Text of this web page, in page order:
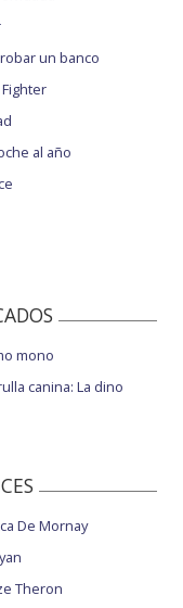
un banco
al año
mono
canina: La dino
De Mornay
Theron